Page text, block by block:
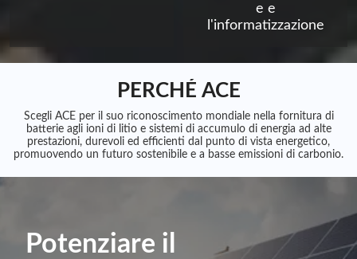
e e
l'informatizzazione
PERCHÉ ACE
Scegli ACE per il suo riconoscimento mondiale nella fornitura di
batterie agli ioni di litio e sistemi di accumulo di energia ad alte
prestazioni, durevoli ed efficienti dal punto di vista energetico,
promuovendo un futuro sostenibile e a basse emissioni di carbonio.
Potenziare il